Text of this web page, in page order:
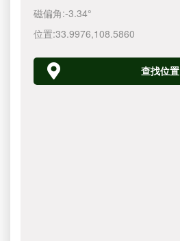
磁偏角:-3.34°
位置:33.9976,108.5860
查找位置